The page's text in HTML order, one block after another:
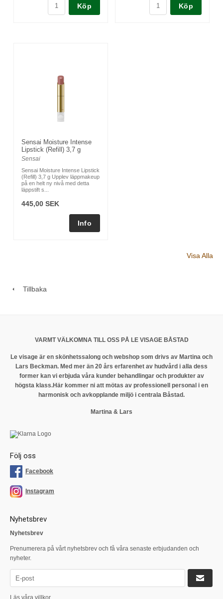
Köp Köp
Sensai Moisture Intense
Lipstick (Refill) 3,7 g
Sensai
Sensai Moisture Intense Lipstick
(Refill) 3,7 g Upplev läppmakeup
på en helt ny nivå med detta
läppstift s...
445,00 SEK
Visa Alla
Tillbaka
VARMT VÄLKOMNA TILL OSS PÅ LE VISAGE BÅSTAD
Le visage är en skönhetssalong och webshop som drivs av Martina och
Lars Beckman. Med mer än 20 års erfarenhet av hudvård i alla dess
former kan vi erbjuda våra kunder behandlingar och produkter av
högsta klass.Här kommer ni att mötas av professionell personal i en
harmonisk och avkopplande miljö i centrala Båstad.
Martina & Lars
Följ oss
Facebook
Instagram
Nyhetsbrev
Nyhetsbrev
Prenumerera på vårt nyhetsbrev och få våra senaste erbjudanden och
nyheter.
Läs våra villkor